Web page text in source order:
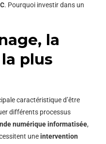
. Pourquoi investir dans un
la
plus
caractéristique d’être
différents processus
numérique informatisée,
uneintervention